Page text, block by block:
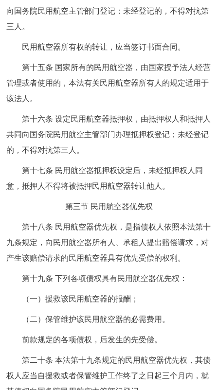
向国务院民用航空主管部门登记；未经登记的，不得对抗第
三人。
民用航空器所有权的转让，应当签订书面合同。
第十五条 国家所有的民用航空器，由国家授予法人经营
管理或者使用的，本法有关民用航空器所有人的规定适用于
该法人。
第十六条 设定民用航空器抵押权，由抵押权人和抵押人
共同向国务院民用航空主管部门办理抵押权登记；未经登记
的，不得对抗第三人。
第十七条 民用航空器抵押权设定后，未经抵押权人同
意，抵押人不得将被抵押民用航空器转让他人。
第三节 民用航空器优先权
第十八条 民用航空器优先权，是指债权人依照本法第十
九条规定，向民用航空器所有人、承租人提出赔偿请求，对
产生该赔偿请求的民用航空器具有优先受偿的权利。
第十九条 下列各项债权具有民用航空器优先权：
（一）援救该民用航空器的报酬；
（二）保管维护该民用航空器的必需费用。
前款规定的各项债权，后发生的先受偿。
第二十条 本法第十九条规定的民用航空器优先权，其债
权人应当自援救或者保管维护工作终了之日起三个月内，就